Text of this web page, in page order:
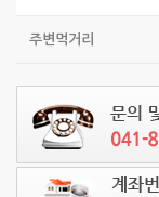
주변먹거리